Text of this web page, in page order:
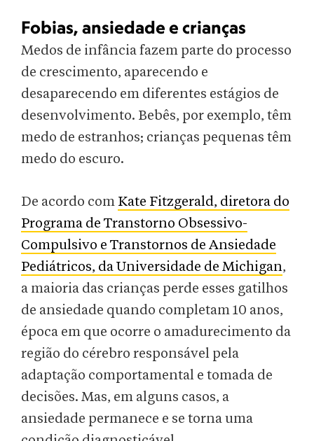
Fobias, ansiedade e crianças
Medos de infância fazem parte do processo
de crescimento, aparecendo e
desaparecendo em diferentes estágios de
desenvolvimento. Bebês, por exemplo, têm
medo de estranhos; crianças pequenas têm
medo do escuro.
De acordo com Kate Fitzgerald, diretora do
Programa de Transtorno Obsessivo-
Compulsivo e Transtornos de Ansiedade
Pediátricos, da Universidade de Michigan,
a maioria das crianças perde esses gatilhos
de ansiedade quando completam 10 anos,
época em que ocorre o amadurecimento da
região do cérebro responsável pela
adaptação comportamental e tomada de
decisões. Mas, em alguns casos, a
ansiedade permanece e se torna uma